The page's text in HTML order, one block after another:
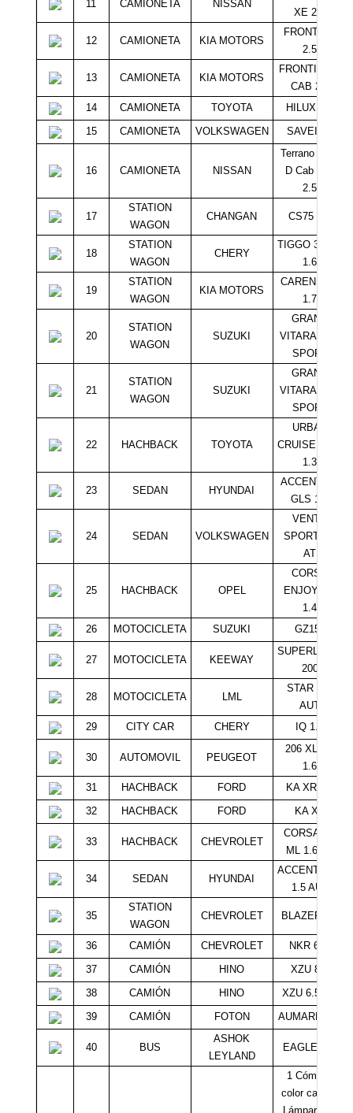
11 CAMIONETA NISSAN
XE 2.5
12 CAMIONETA KIA MOTORS
FRONTIER
2.5
13 CAMIONETA KIA MOTORS
FRONTIER D
CAB 2.5
14 CAMIONETA TOYOTA HILUX 2.5
15
CAMIONETA VOLKSWAGEN SAVEIRO
16 CAMIONETA NISSAN
Terrano DXS
D Cab 4×4
2.5
17
STATION
WAGON
CHANGAN CS75 2.0
18
STATION
WAGON
CHERY
TIGGO 3 GLX
1.6
19
STATION
WAGON
KIA MOTORS
CARENS LX
1.7
20
STATION
WAGON
SUZUKI
GRAND
VITARA GLX
SPORT
21
STATION
WAGON
SUZUKI
GRAND
VITARA GLX
SPORT
22 HACHBACK TOYOTA
URBAN
CRUISER LEI
1.3
23 SEDAN HYUNDAI
ACCENT RB
GLS 1.6
24 SEDAN VOLKSWAGEN
VENTO
SPORT 2.5
AT
25 HACHBACK OPEL
CORSA
ENJOY HB
1.4
26 MOTOCICLETA SUZUKI GZ150
27 MOTOCICLETA KEEWAY
SUPERLIGHT
200
28 MOTOCICLETA LML
STAR 125
AUT
29 CITY CAR CHERY IQ 1.1
30 AUTOMOVIL PEUGEOT
206 XLINE
1.6
31 HACHBACK FORD KA XR 1.6
32
HACHBACK FORD KA XR
33 HACHBACK CHEVROLET
CORSA HB
ML 1.6 3P
34 SEDAN HYUNDAI
ACCENT GLS
1.5 AUT
35
STATION
WAGON
CHEVROLET BLAZER 4.3
36 CAMIÓN CHEVROLET NKR 612
37
CAMIÓN HINO XZU 8.5
38
CAMIÓN HINO XZU 6.5 DC
39
CAMIÓN FOTON AUMARK 117
40 BUS
ASHOK
LEYLAND
EAGLE 814
1 Cómoda
color café, 1
Lámpara de